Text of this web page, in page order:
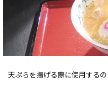
天ぷらを揚げる際に使用する